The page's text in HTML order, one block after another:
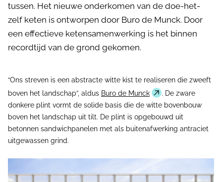
tussen. Het nieuwe onderkomen van de doe-het-
zelf keten is ontworpen door Buro de Munck. Door
een effectieve ketensamenwerking is het binnen
recordtijd van de grond gekomen.
“Ons streven is een abstracte witte kist te realiseren die zweeft
boven het landschap”, aldus Buro de Munck
. De zware
donkere plint vormt de solide basis die de witte bovenbouw
boven het landschap uit tilt. De plint is opgebouwd uit
betonnen sandwichpanelen met als buitenafwerking antraciet
uitgewassen grind.